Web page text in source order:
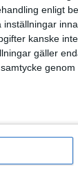
enligt
kanske
gäller